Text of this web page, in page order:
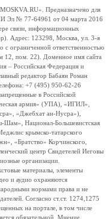
Предназначено для
Эл № 77-64961 от 04 марта 2016
связи, информационных
Адрес: 123298, Москва, ул. 3-я
ограниченной ответственностью
пом. 22). Доменное имя сайта
– Российская Федерация и
редактор Бабаян Роман
+7 (495) 950-62-26
в Российской
армия» (УПА), «ИГИЛ»,
«Джебхат ан-Нусра»),
Шам», Национал-Большевистская
крымско-татарского
«Братство» Корчинского,
центр Свидетелей Иеговы
организации.
материалы, элементы
и аудио охраняются
нормами права и не
Согласно ст.ст. 1274,1275
на портале, в том числе
обязательной. Мнение